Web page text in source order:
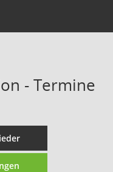
- Termine